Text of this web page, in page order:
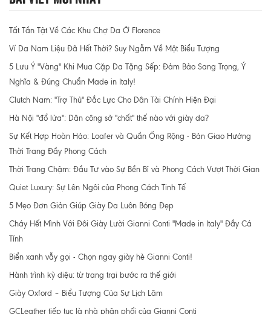
Tất Tần Tật Về Các Khu Chợ Da Ở Florence
Ví Da Nam Liệu Đã Hết Thời? Suy Ngẫm Về Một Biểu Tượng
5 Lưu Ý "Vàng" Khi Mua Cặp Da Tặng Sếp: Đảm Bảo Sang Trọng, Ý
Nghĩa & Đúng Chuẩn Made in Italy!
Clutch Nam: "Trợ Thủ" Đắc Lực Cho Dân Tài Chính Hiện Đại
Hà Nội "đổ lửa": Dân công sở "chất" thế nào với giày da?
Sự Kết Hợp Hoàn Hảo: Loafer và Quần Ống Rộng - Bản Giao Hưởng
Thời Trang Đầy Phong Cách
Thời Trang Chậm: Đầu Tư vào Sự Bền Bỉ và Phong Cách Vượt Thời Gian
Quiet Luxury: Sự Lên Ngôi của Phong Cách Tinh Tế
5 Mẹo Đơn Giản Giúp Giày Da Luôn Bóng Đẹp
Cháy Hết Mình Với Đôi Giày Lười Gianni Conti "Made in Italy" Đầy Cá
Tính
Biển xanh vẫy gọi - Chọn ngay giày hè Gianni Conti!
Hành trình kỳ diệu: từ trang trại bước ra thế giới
Giày Oxford – Biểu Tượng Của Sự Lịch Lãm
GCLeather tiếp tục là nhà phân phối của Gianni Conti